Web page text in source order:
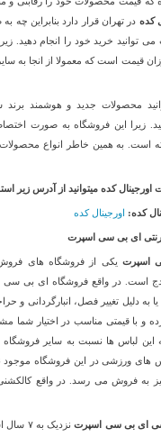
کده در تهران قرار دارد بنابراین
توانید خرید خود را انجام دهید.
قیمت است که معمولا از انجا به
محصولات جدید و هوشمند
زیرا این فروشگاه به صورت
است. به همین خاطر انواع محصولات
کده میتوانید از آدرس زیر
کده: اورجینال کده
ای بی سی اسپرت
اسپرت یکی از فروشگاه های
است. در واقع فروشگاه ای بی
به دلیل تغییر فصل، انبارگردانی و
و با قیمتی مناسب در اختیار شما
این لباس ها نسبت به سایر
های ورزشی در این فروشگاه موجود
به فروش می رسد. در واقع کالکشنی
ای بی سی اسپرت
نزدیک